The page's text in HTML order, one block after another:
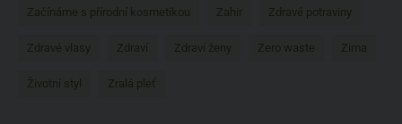
Začínáme s přírodní kosmetikou Zahir Zdravé potraviny
Zdravé vlasy Zdraví Zdraví ženy Zero waste Zima
Životní styl Zralá pleť